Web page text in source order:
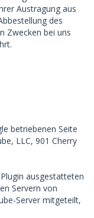
Austragung aus
des
Zwecken bei uns
betriebenen Seite
LLC, 901 Cherry
ausgestatteten
Servern von
Server mitgeteilt,